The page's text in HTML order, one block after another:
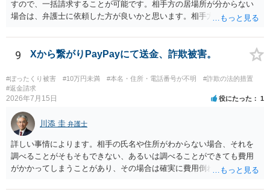
すので、一括請求することが可能です。相手方の居場所が分からない
場合は、弁護士に依頼した方が良いかと思います。相手方の居場所が
さい。
9 Xから繋がりPayPayにて送金、詐欺被害。
#ぼったくり被害 #10万円未満 #本名・住所・電話番号が不明
#詐欺の法的措置
#返金請求
2026年7月15日 役にたった 1
川添 圭 弁護士
詳しい事情によります。相手の氏名や住所がわからない場合、それを
調べることがそもそもできない、あるいは調べることができても費用
がかかってしまうことがあり、その場合は確実に費用倒れになりそう